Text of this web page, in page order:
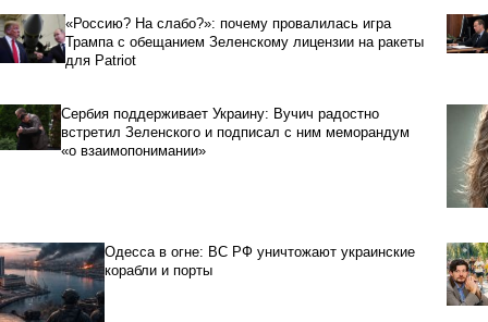
«Россию? На слабо?»: почему провалилась игра
Трампа с обещанием Зеленскому лицензии на ракеты
для Patriot
Сербия поддерживает Украину: Вучич радостно
встретил Зеленского и подписал с ним меморандум
«о взаимопонимании»
Одесса в огне: ВС РФ уничтожают украинские
корабли и порты